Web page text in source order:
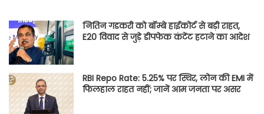
नितिन गडकरी को बॉम्बे हाईकोर्ट से बड़ी राहत,
E20 विवाद से जुड़े डीपफेक कंटेंट हटाने का आदेश
RBI Repo Rate: 5.25% पर स्थिर, लोन की EMI में
फिलहाल राहत नहीं; जानें आम जनता पर असर